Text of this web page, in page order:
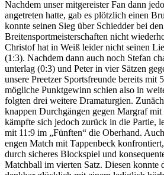
Nachdem unser mitgereister Fan dann
angetreten hatte, gab es plötzlich einen
konnte seinen Sieg über Schiedder bei den
Breitensportmeisterschaften nicht
Christof hat in Weiß leider nicht seinen
(1:3). Nachdem dann auch noch Stefan
unterlag (0:3) und Peter in vier Sätzen
unsere Preetzer Sportsfreunde bereits mit
mögliche Punktgewinn schien also in
folgten drei weitere Dramaturgien.
knappen Durchgängen gegen Margraf
kämpfte sich jedoch zurück in die Partie,
mit 11:9 im „Fünften“ die Oberhand.
engen Match mit Tappenbeck
durch sicheres Blockspiel und
Matchball im vierten Satz. Diesen konnte